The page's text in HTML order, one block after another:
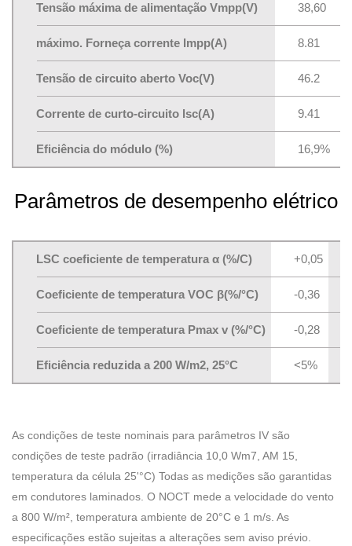
Tensão máxima de alimentação Vmpp(V) 38,60
máximo. Forneça corrente lmpp(A) 8.81
Tensão de circuito aberto Voc(V) 46.2
Corrente de curto-circuito lsc(A) 9.41
Eficiência do módulo (%) 16,9%
Parâmetros de desempenho elétrico
LSC coeficiente de temperatura α (%/C) +0,05
Coeficiente de temperatura VOC β(%/°C) -0,36
Coeficiente de temperatura Pmax v (%/°C) -0,28
Eficiência reduzida a 200 W/m2, 25°C <5%
As condições de teste nominais para parâmetros IV são
condições de teste padrão (irradiância 10,0 Wm7, AM 15,
temperatura da célula 25'°C) Todas as medições são garantidas
em condutores laminados. O NOCT mede a velocidade do vento
a 800 W/m², temperatura ambiente de 20°C e 1 m/s. As
especificações estão sujeitas a alterações sem aviso prévio.